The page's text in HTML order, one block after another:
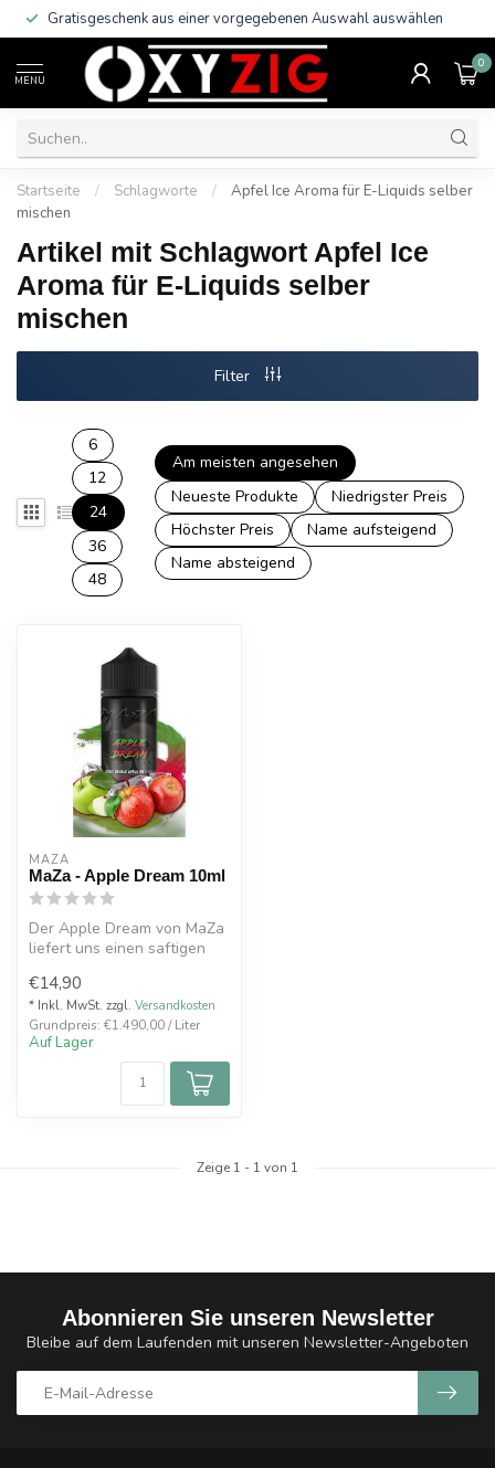
Gratisgeschenk aus einer vorgegebenen Auswahl auswählen
MENU
0
Startseite / Schlagworte /
Apfel Ice Aroma für E-Liquids selber
mischen
Artikel mit Schlagwort Apfel Ice
Aroma für E-Liquids selber
mischen
Filter
6
12
24
36
48
Am meisten angesehen
Neueste Produkte
Niedrigster Preis
Höchster Preis
Name aufsteigend
Name absteigend
MAZA
MaZa - Apple Dream 10ml
Der Apple Dream von MaZa
liefert uns einen saftigen
kombini...
€14,90
* Inkl. MwSt. zzgl. Versandkosten
Grundpreis: €1.490,00 / Liter
Auf Lager
Zeige 1 - 1 von 1
Abonnieren Sie unseren Newsletter
Bleibe auf dem Laufenden mit unseren Newsletter-Angeboten